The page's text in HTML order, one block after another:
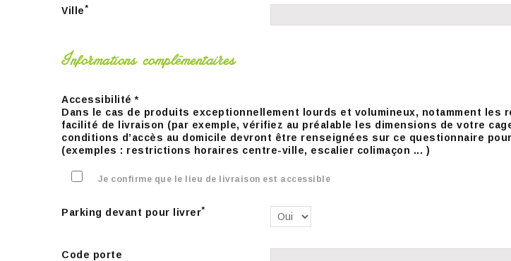
Ville*
Informations complémentaires
Accessibilité *
Dans le cas de produits exceptionnellement lourds et volumineux, notamment
facilité de livraison (par exemple, vérifiez au préalable les dimensions de votre
conditions d’accès au domicile devront être renseignées sur ce questionnaire
(exemples : restrictions horaires centre-ville, escalier colimaçon ... )
Je confirme que le lieu de livraison est accessible
Parking devant pour livrer*
Code porte